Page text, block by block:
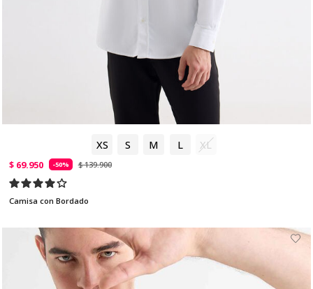
XS S M L XL
$ 69.950 -50% $ 139.900
Camisa con Bordado